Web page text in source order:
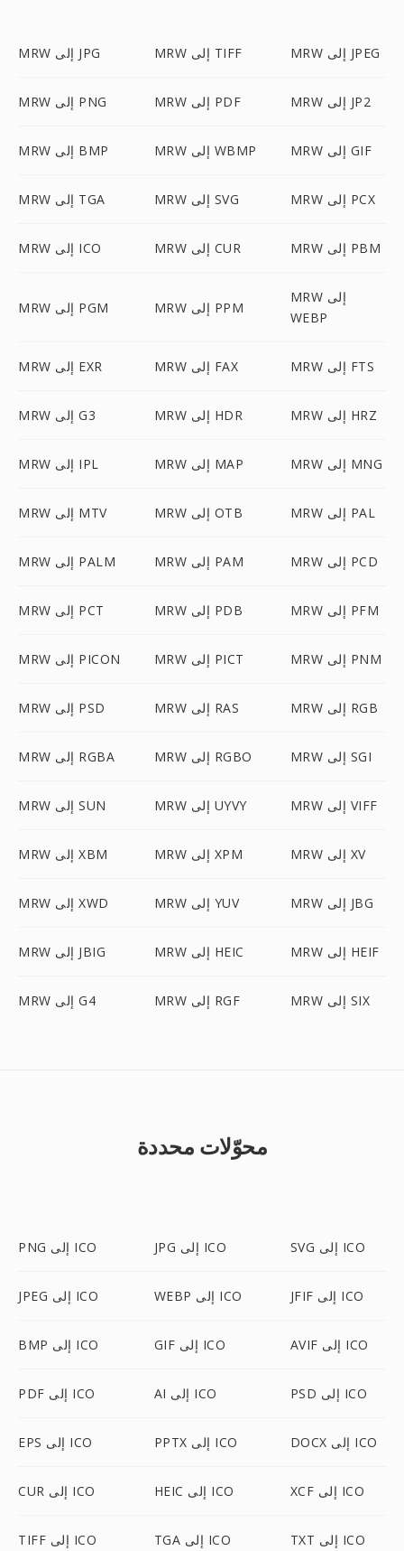
MRW إلى JPG MRW إلى TIFF MRW إلى JPEG
MRW إلى PNG MRW إلى PDF MRW إلى JP2
MRW إلى BMP MRW إلى WBMP MRW إلى GIF
MRW إلى TGA MRW إلى SVG MRW إلى PCX
MRW إلى ICO MRW إلى CUR MRW إلى PBM
MRW إلى PGM MRW إلى PPM
MRW إلى
WEBP
MRW إلى EXR MRW إلى FAX MRW إلى FTS
MRW إلى G3 MRW إلى HDR MRW إلى HRZ
MRW إلى IPL MRW إلى MAP MRW إلى MNG
MRW إلى MTV MRW إلى OTB MRW إلى PAL
MRW إلى PALM MRW إلى PAM MRW إلى PCD
MRW إلى PCT MRW إلى PDB MRW إلى PFM
MRW إلى PICON MRW إلى PICT MRW إلى PNM
MRW إلى PSD MRW إلى RAS MRW إلى RGB
MRW إلى RGBA MRW إلى RGBO MRW إلى SGI
MRW إلى SUN MRW إلى UYVY MRW إلى VIFF
MRW إلى XBM MRW إلى XPM MRW إلى XV
MRW إلى XWD MRW إلى YUV MRW إلى JBG
MRW إلى JBIG MRW إلى HEIC MRW إلى HEIF
MRW إلى G4 MRW إلى RGF MRW إلى SIX
محوّلات محددة
PNG إلى ICO JPG إلى ICO SVG إلى ICO
JPEG إلى ICO WEBP إلى ICO JFIF إلى ICO
BMP إلى ICO GIF إلى ICO AVIF إلى ICO
PDF إلى ICO AI إلى ICO PSD إلى ICO
EPS إلى ICO PPTX إلى ICO DOCX إلى ICO
CUR إلى ICO HEIC إلى ICO XCF إلى ICO
TIFF إلى ICO TGA إلى ICO TXT إلى ICO